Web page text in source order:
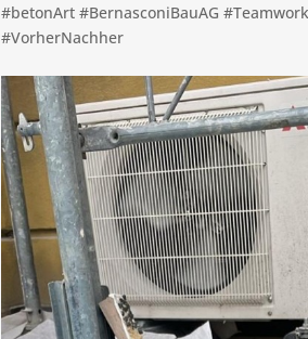
#betonArt #BernasconiBauAG
#VorherNachher